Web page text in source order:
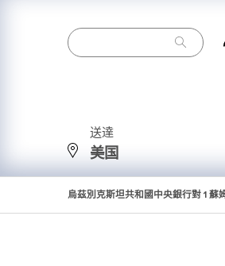
送達
美国
烏茲別克斯坦共和國中央銀行對 1 蘇